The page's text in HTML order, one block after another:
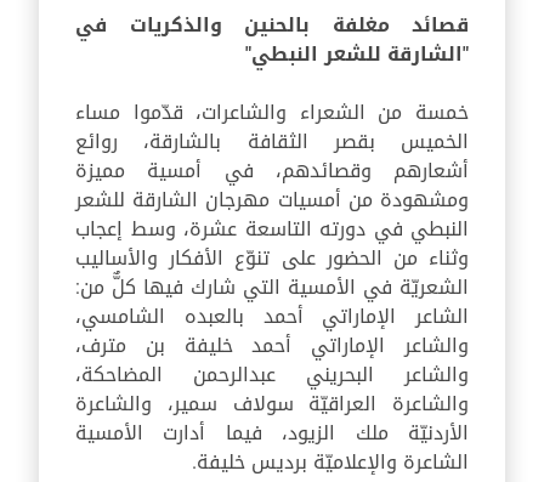
قصائد مغلفة بالحنين والذكريات في
"الشارقة للشعر النبطي"
خمسة من الشعراء والشاعرات، قدّموا مساء
الخميس بقصر الثقافة بالشارقة، روائع
أشعارهم وقصائدهم، في أمسية مميزة
ومشهودة من أمسيات مهرجان الشارقة للشعر
النبطي في دورته التاسعة عشرة، وسط إعجاب
وثناء من الحضور على تنوّع الأفكار والأساليب
الشعريّة في الأمسية التي شارك فيها كلٌّ من:
الشاعر الإماراتي أحمد بالعبده الشامسي،
والشاعر الإماراتي أحمد خليفة بن مترف،
والشاعر البحريني عبدالرحمن المضاحكة،
والشاعرة العراقيّة سولاف سمير، والشاعرة
الأردنيّة ملك الزيود، فيما أدارت الأمسية
الشاعرة والإعلاميّة برديس خليفة.